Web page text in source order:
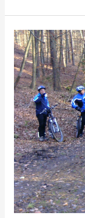
Tour
vom
23.10.2010